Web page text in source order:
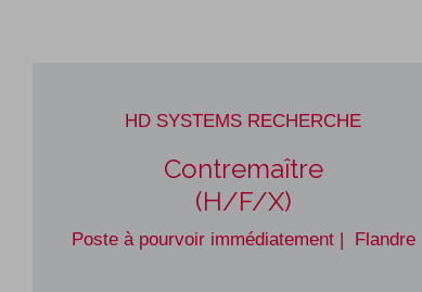
HD SYSTEMS RECHERCHE ​ ​
Contremaître
(H/F/X)
Poste à pourvoir immédiatement | Flandre